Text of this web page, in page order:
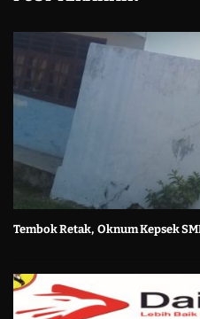
Tembok Retak, Oknum Kepsek